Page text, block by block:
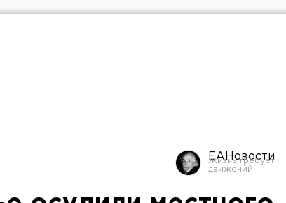
ЕАНовости